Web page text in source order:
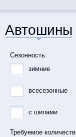
Автошины
Сезонность:
зимние
всесезонные
с шипами
Требуемое